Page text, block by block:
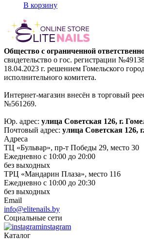
В корзину
Общество с ограниченной
свидетельство о гос. регистрации
18.04.2023 г. решением Гомельского
исполнительного комитета.
Интернет-магазин внесён в торговый
№561269.
Юр. адрес: улица Советская 126, г.
Почтовый адрес: улица Советская 126,
Адреса
ТЦ «Бульвар», пр-т Победы 29, место 30
Ежедневно с 10:00 до 20:00
без выходных
ТРЦ «Мандарин Плаза», место 116
Ежедневно с 10:00 до 20:30
без выходных
Email
info@elitenails.by
Социальные сети
instagram
Каталог